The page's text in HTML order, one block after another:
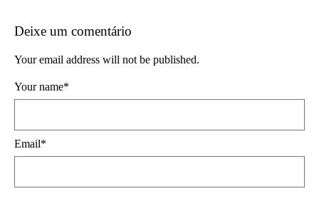
Deixe um comentário
Your email address will not be published.
Your name*
Email*